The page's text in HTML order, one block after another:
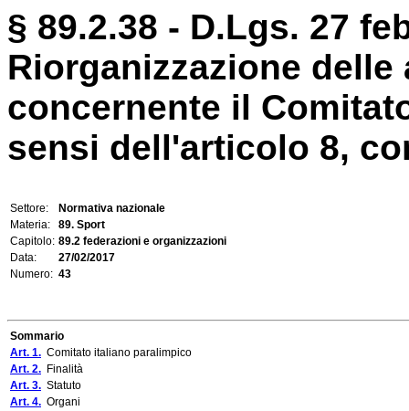
§ 89.2.38 - D.Lgs. 27
Riorganizzazione
concernente il
sensi dell'articolo 8,
Settore:
Normativa nazionale
Materia:
89. Sport
Capitolo: 89.2 federazioni e organizzazioni
Data:
27/02/2017
Numero: 43
Sommario
Art. 1. Comitato italiano paralimpico
Art. 2. Finalità
Art. 3. Statuto
Art. 4. Organi